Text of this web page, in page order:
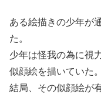
ある絵描きの少年が
た。
少年は怪我の為に視
似顔絵を描いていた。
結局、その似顔絵が